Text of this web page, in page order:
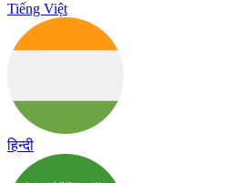
Tiếng Việt
हिन्दी